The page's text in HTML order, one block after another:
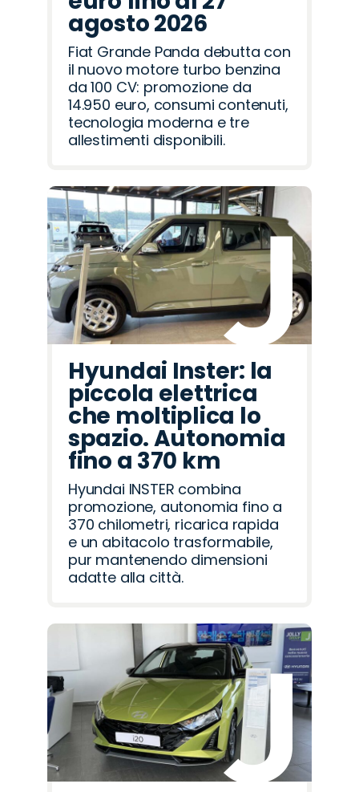
agosto 2026
Fiat Grande Panda debutta con
il nuovo motore turbo benzina
da 100 CV: promozione da
14.950 euro, consumi contenuti,
tecnologia moderna e tre
allestimenti disponibili.
Hyundai Inster: la
piccola elettrica
che moltiplica lo
spazio. Autonomia
fino a 370 km
Hyundai INSTER combina
promozione, autonomia fino a
370 chilometri, ricarica rapida
e un abitacolo trasformabile,
pur mantenendo dimensioni
adatte alla città.